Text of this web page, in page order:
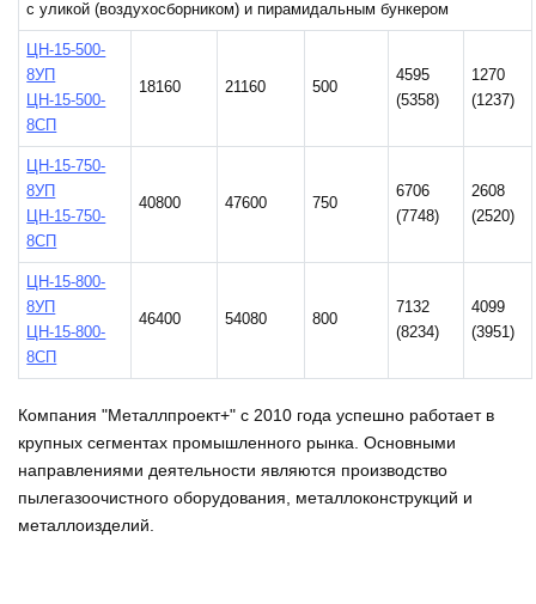
с уликой (воздухосборником) и пирамидальным бункером
ЦН-15-500-
8УП
ЦН-15-500-
8СП
18160 21160 500
4595
(5358)
1270
(1237)
ЦН-15-750-
8УП
ЦН-15-750-
8СП
40800 47600 750
6706
(7748)
2608
(2520)
ЦН-15-800-
8УП
ЦН-15-800-
8СП
46400 54080 800
7132
(8234)
4099
(3951)
Компания "Металлпроект+" с 2010 года успешно работает в
крупных сегментах промышленного рынка. Основными
направлениями деятельности являются производство
пылегазоочистного оборудования, металлоконструкций и
металлоизделий.